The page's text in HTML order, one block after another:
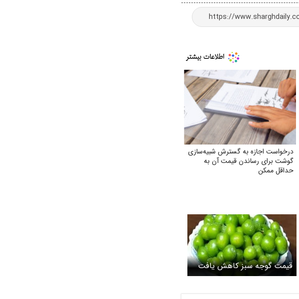
درخواست اجازه به گسترش شبیه‌سازی
گوشت برای رساندن قیمت آن به
حداقل ممکن
قیمت گوجه سبز کاهش یافت